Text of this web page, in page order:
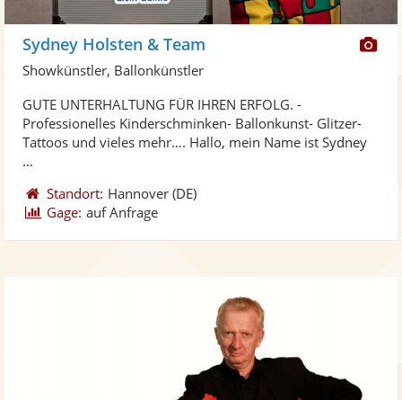
Sydney Holsten & Team
Showkünstler, Ballonkünstler
GUTE UNTERHALTUNG FÜR IHREN ERFOLG. -
Professionelles Kinderschminken- Ballonkunst- Glitzer-
Tattoos und vieles mehr…. Hallo, mein Name ist Sydney
...
Standort: Hannover (DE)
Gage: auf Anfrage